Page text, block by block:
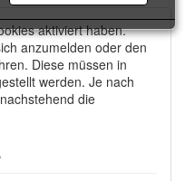
aktiviert haben.
anzumelden oder den
Diese müssen in
werden. Je nach
die